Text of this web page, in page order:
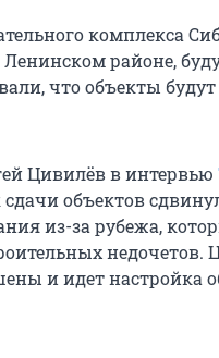
комплекса
Ленинском районе,
что объекты будут
Цивилёв в интервью
объектов
из-за рубежа,
недочетов.
и идет настройка